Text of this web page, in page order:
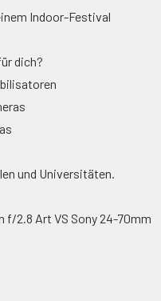
Indoor-Festival
dich?
und Universitäten.
f/2.8 Art VS Sony 24-70mm